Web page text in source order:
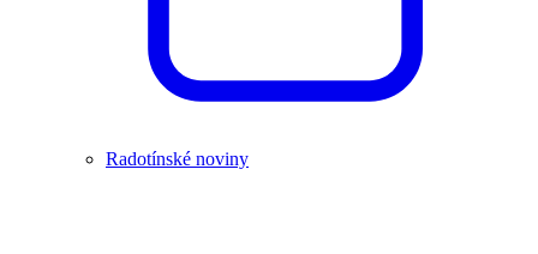
Radotínské noviny